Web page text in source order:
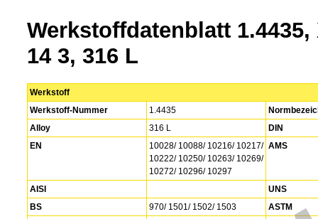
Werkstoffdatenblatt 1.4435,
14 3, 316 L
Werkstoff
Werkstoff-Nummer
1.4435
Alloy
316 L
DIN
EN
10028/ 10088/ 10216/ 10217/
10222/ 10250/ 10263/ 10269/
10272/ 10296/ 10297
AMS
AISI
UNS
BS
970/ 1501/ 1502/ 1503
ASTM